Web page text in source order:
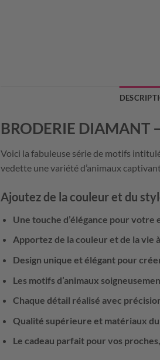
BRODERIE DIAMANT
Voici la fabuleuse série de motifs
vedette une variété d’animaux
Ajoutez de la couleur et du
Une touche d’élégance pour votre
Apportez de la couleur et de la vie
Design unique et élégant pour
Les motifs d’animaux
Chaque détail réalisé avec
Qualité supérieure et matériaux
Le cadeau parfait pour vos